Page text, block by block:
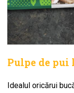
Pulpe de pui
Idealul oricărui